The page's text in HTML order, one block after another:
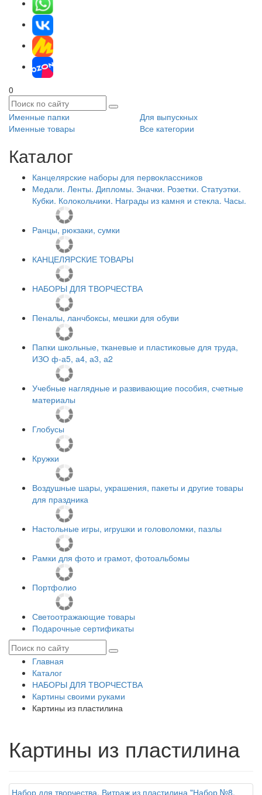
0
Именные папки
Для выпускных
Именные товары
Все категории
Каталог
Канцелярские наборы для первоклассников
Медали. Ленты. Дипломы. Значки. Розетки. Статуэтки.
Кубки. Колокольчики. Награды из камня и стекла. Часы.
Ранцы, рюкзаки, сумки
КАНЦЕЛЯРСКИЕ ТОВАРЫ
НАБОРЫ ДЛЯ ТВОРЧЕСТВА
Пеналы, ланчбоксы, мешки для обуви
Папки школьные, тканевые и пластиковые для труда,
ИЗО ф-а5, а4, а3, а2
Учебные наглядные и развивающие пособия, счетные
материалы
Глобусы
Кружки
Воздушные шары, украшения, пакеты и другие товары
для праздника
Настольные игры, игрушки и головоломки, пазлы
Рамки для фото и грамот, фотоальбомы
Портфолио
Светоотражающие товары
Подарочные сертификаты
Главная
Каталог
НАБОРЫ ДЛЯ ТВОРЧЕСТВА
Картины своими руками
Картины из пластилина
Картины из пластилина
Набор для творчества. Витраж из пластилина "Набор №8.